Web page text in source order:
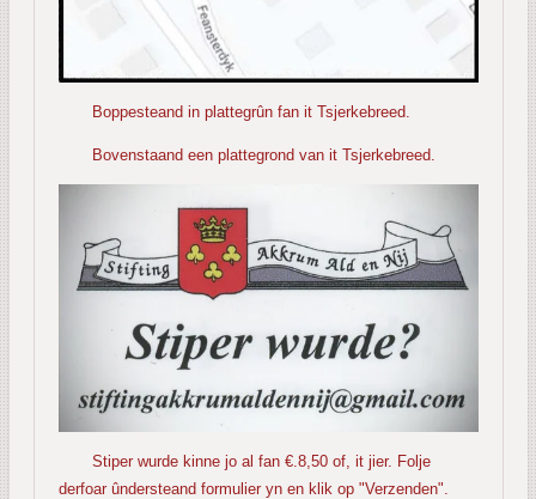
Boppesteand in plattegrûn fan it Tsjerkebreed.
Bovenstaand een plattegrond van it Tsjerkebreed.
Stiper wurde kinne jo al fan €.8,50 of, it jier. Folje
derfoar ûndersteand formulier yn en klik op "Verzenden".